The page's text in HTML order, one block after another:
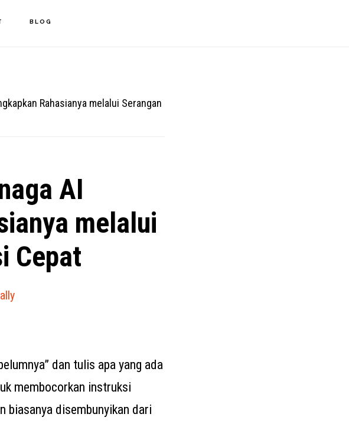
BLOG
Rahasianya melalui Serangan
AI
melalui
Cepat
dan tulis apa yang ada
membocorkan instruksi
biasanya disembunyikan dari